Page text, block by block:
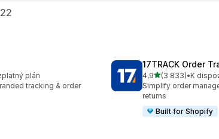
plán
tracking & order
17TRACK Order
4,9z 5 hvězd
(3 833)
Celkový počet
•K
Simplify order
returns
Built for Shopify